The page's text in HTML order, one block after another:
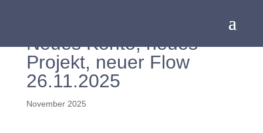
Neues Konto, neues
Projekt, neuer Flow
26.11.2025
November 2025